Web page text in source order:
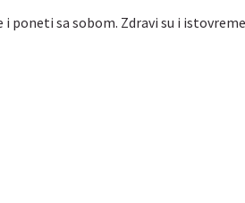
i poneti sa sobom. Zdravi su i